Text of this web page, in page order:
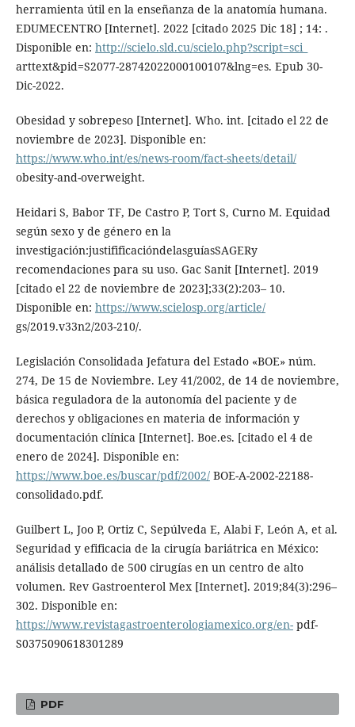
herramienta útil en la enseñanza de la anatomía humana.
EDUMECENTRO [Internet]. 2022 [citado 2025 Dic 18] ; 14: .
Disponible en: http://scielo.sld.cu/scielo.php?script=sci_
arttext&pid=S2077-28742022000100107&lng=es. Epub 30-
Dic-2022.
Obesidad y sobrepeso [Internet]. Who. int. [citado el 22 de
noviembre de 2023]. Disponible en:
https://www.who.int/es/news-room/fact-sheets/detail/
obesity-and-overweight.
Heidari S, Babor TF, De Castro P, Tort S, Curno M. Equidad
según sexo y de género en la
investigación:justifificacióndelasguíasSAGERy
recomendaciones para su uso. Gac Sanit [Internet]. 2019
[citado el 22 de noviembre de 2023];33(2):203– 10.
Disponible en: https://www.scielosp.org/article/
gs/2019.v33n2/203-210/.
Legislación Consolidada Jefatura del Estado «BOE» núm.
274, De 15 de Noviembre. Ley 41/2002, de 14 de noviembre,
básica reguladora de la autonomía del paciente y de
derechos y obligaciones en materia de información y
documentación clínica [Internet]. Boe.es. [citado el 4 de
enero de 2024]. Disponible en:
https://www.boe.es/buscar/pdf/2002/BOE-A-2002-22188-
consolidado.pdf.
Guilbert L, Joo P, Ortiz C, Sepúlveda E, Alabi F, León A, et al.
Seguridad y efificacia de la cirugía bariátrica en México:
análisis detallado de 500 cirugías en un centro de alto
volumen. Rev Gastroenterol Mex [Internet]. 2019;84(3):296–
302. Disponible en:
https://www.revistagastroenterologiamexico.org/en-pdf-
S0375090618301289
PDF